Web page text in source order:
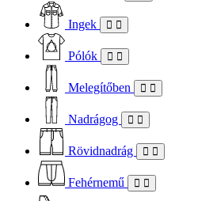
Ingek
Pólók
Melegítőben
Nadrágog
Rövidnadrág
Fehérnemű